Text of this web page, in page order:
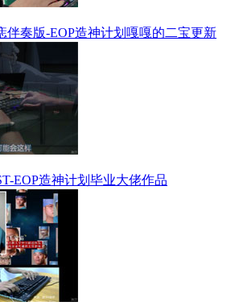
伴奏版-EOP造神计划嘎嘎的二宝更新
EOP造神计划毕业大佬作品